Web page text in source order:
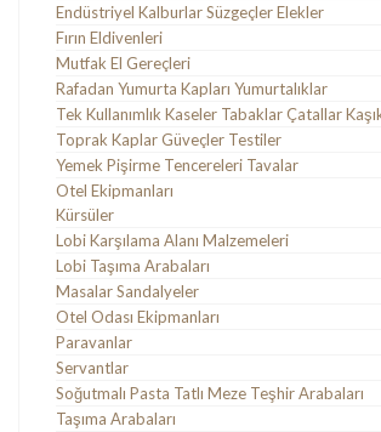
Endüstriyel Kalburlar Süzgeçler Elekler
Fırın Eldivenleri
Mutfak El Gereçleri
Rafadan Yumurta Kapları Yumurtalıklar
Tek Kullanımlık Kaseler Tabaklar Çatallar
Toprak Kaplar Güveçler Testiler
Yemek Pişirme Tencereleri Tavalar
Otel Ekipmanları
Kürsüler
Lobi Karşılama Alanı Malzemeleri
Lobi Taşıma Arabaları
Masalar Sandalyeler
Otel Odası Ekipmanları
Paravanlar
Servantlar
Soğutmalı Pasta Tatlı Meze Teşhir Arabaları
Taşıma Arabaları